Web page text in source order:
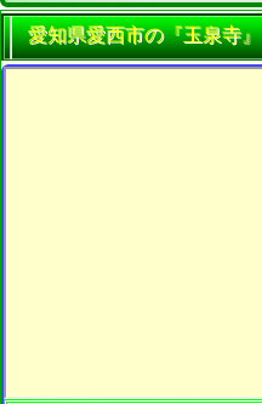
愛知県愛西市の『玉泉寺』